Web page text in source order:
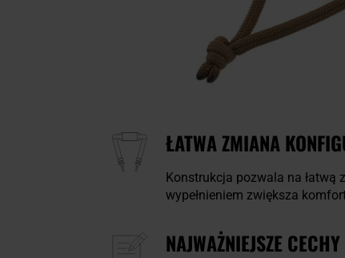
ŁATWA ZMIANA
Konstrukcja pozwala na łatwą
wypełnieniem zwiększa
NAJWAŻNIEJSZE CECHY